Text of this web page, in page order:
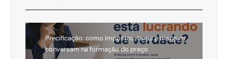
Precificação: como impostos, taxas e margem
conversam na formação do preço